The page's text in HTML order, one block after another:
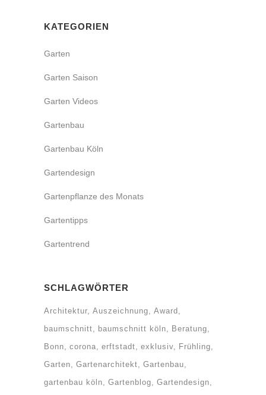
KATEGORIEN
Garten
Garten Saison
Garten Videos
Gartenbau
Gartenbau Köln
Gartendesign
Gartenpflanze des Monats
Gartentipps
Gartentrend
SCHLAGWÖRTER
Architektur Auszeichnung
Award
baumschnitt
baumschnitt köln
Beratung
Bonn
corona erftstadt exklusiv
Frühling
Garten
Gartenarchitekt
Gartenbau
gartenbau köln
Gartenblog
Gartendesign